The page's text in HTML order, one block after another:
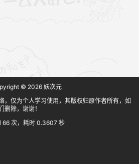
© 2026 妖次元
，仅为个人学习使用，其版权归原作者所有，如
删除，谢谢！
66 次，耗时 0.3607 秒